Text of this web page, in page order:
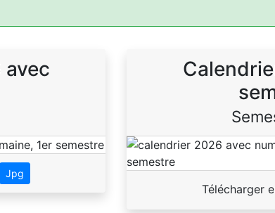
Jpg
Télécharger